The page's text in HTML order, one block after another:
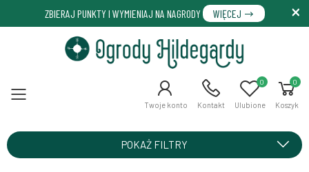
ZBIERAJ PUNKTY I WYMIENIAJ NA NAGRODY WIĘCEJ
Menu Twoje konto Kontakt Ulubione
0 0
Koszyk
POKAŻ FILTRY